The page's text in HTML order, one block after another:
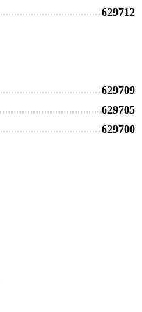
629712
629709
629705
629700